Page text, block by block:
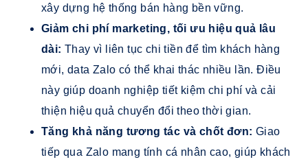
xây dựng hệ thống bán hàng bền vững.
Giảm chi phí marketing, tối ưu hiệu quả lâu
dài: Thay vì liên tục chi tiền để tìm khách hàng
mới, data Zalo có thể khai thác nhiều lần. Điều
này giúp doanh nghiệp tiết kiệm chi phí và cải
thiện hiệu quả chuyển đổi theo thời gian.
Tăng khả năng tương tác và chốt đơn: Giao
tiếp qua Zalo mang tính cá nhân cao, giúp khách